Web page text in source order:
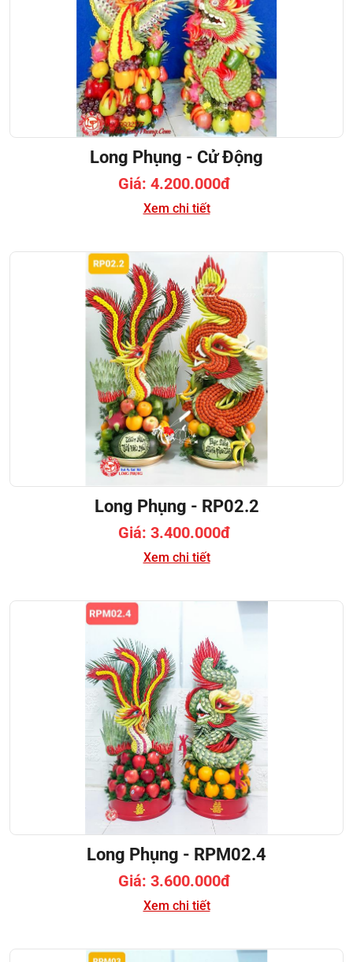
Long Phụng - Cử Động
Giá: 4.200.000đ
Xem chi tiết
Long Phụng - RP02.2
Giá: 3.400.000đ
Xem chi tiết
Long Phụng - RPM02.4
Giá: 3.600.000đ
Xem chi tiết